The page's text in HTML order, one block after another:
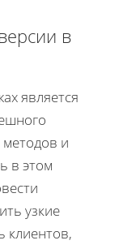
в
является
и
в этом
узкие
клиентов,